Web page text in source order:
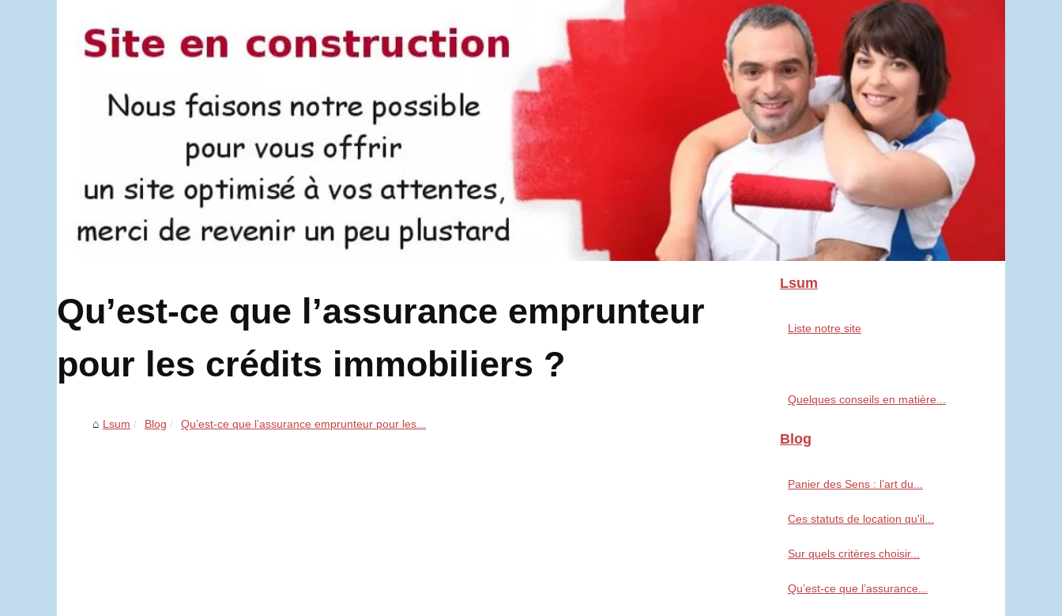
Qu’est-ce que l’assurance emprunteur
pour les crédits immobiliers ?
Lsum Blog Qu’est-ce que l’assurance emprunteur pour les...
Lsum
Liste notre site
Quelques conseils en matière...
Blog
Panier des Sens : l’art du...
Ces statuts de location qu'il...
Sur quels critères choisir...
Qu’est-ce que l’assurance...